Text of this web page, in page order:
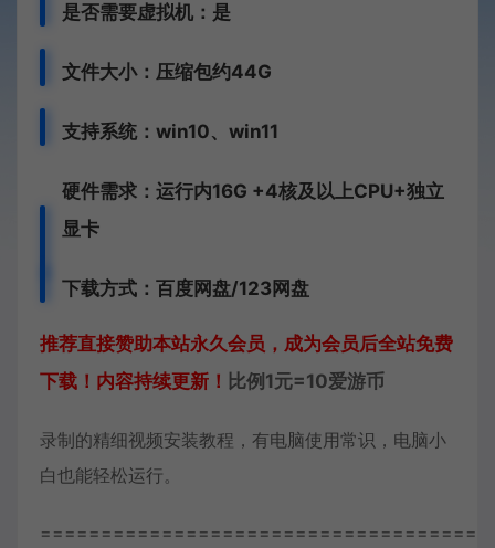
是否需要虚拟机：是
文件大小：压缩包约44G
支持系统：win10、win11
硬件需求：运行内16G +4核及以上CPU+独立
显卡
下载方式：百度网盘/123网盘
推荐直接赞助本站永久会员，成为会员后全站免费
下载！内容持续更新！ 比例1元=10爱游币
录制的精细视频安装教程，有电脑使用常识，电脑小
白也能轻松运行。